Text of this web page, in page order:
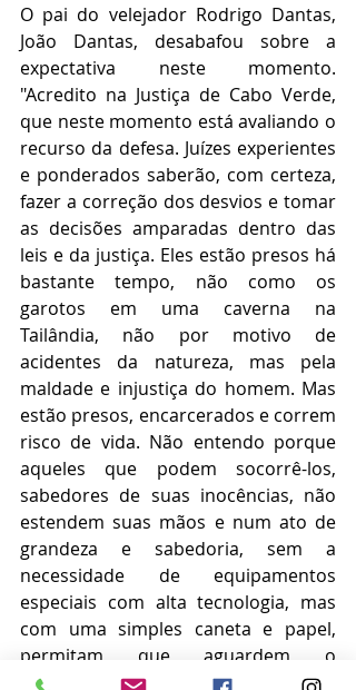
O pai do velejador Rodrigo Dantas,
João Dantas, desabafou sobre a
expectativa neste momento.
"Acredito na Justiça de Cabo Verde,
que neste momento está avaliando o
recurso da defesa. Juízes experientes
e ponderados saberão, com certeza,
fazer a correção dos desvios e tomar
as decisões amparadas dentro das
leis e da justiça. Eles estão presos há
bastante tempo, não como os
garotos em uma caverna na
Tailândia, não por motivo de
acidentes da natureza, mas pela
maldade e injustiça do homem. Mas
estão presos, encarcerados e correm
risco de vida. Não entendo porque
aqueles que podem socorrê-los,
sabedores de suas inocências, não
estendem suas mãos e num ato de
grandeza e sabedoria, sem a
necessidade de equipamentos
especiais com alta tecnologia, mas
com uma simples caneta e papel,
permitam que aguardem o
julgamento em liberdade .Pais,